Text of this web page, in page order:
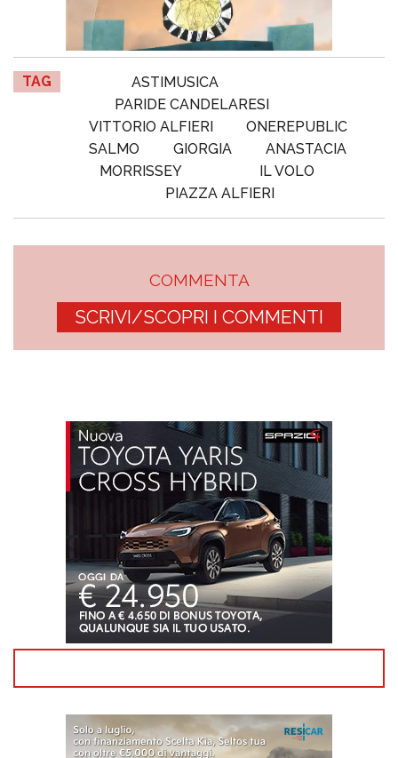
TAG
ASTIMUSICA
PARIDE CANDELARESI
VITTORIO ALFIERI
ONEREPUBLIC
SALMO
GIORGIA
ANASTACIA
MORRISSEY
IL VOLO
PIAZZA ALFIERI
COMMENTA
SCRIVI/SCOPRI I COMMENTI